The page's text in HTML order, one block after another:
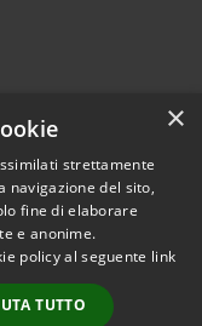
© 2026 • Comune di
• Powered by
•
Accesso
×
strettamente
navigazione del sito,
fine di elaborare
e anonime.
policy al seguente link
TUTTO